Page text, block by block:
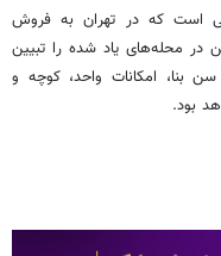
است که در تهران به فروش
محله‌های یاد شده را تبیین
بنا، امکانات واحد، کوچه و
بود.